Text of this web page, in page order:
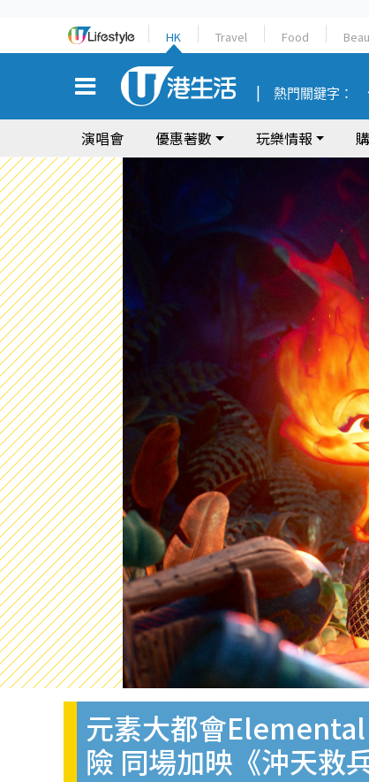
HK Travel Food
熱門關鍵字：
演唱會 優惠著數 玩樂情報
元素大都會
險 同場加映《沖天救